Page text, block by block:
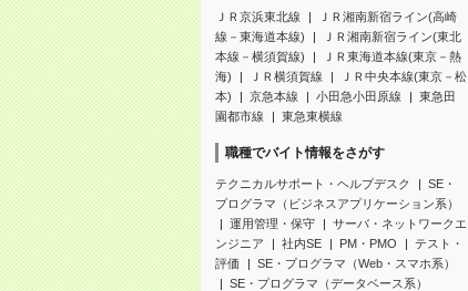
ＪＲ京浜東北線
ＪＲ湘南新宿ライン(高崎
線－東海道本線)
ＪＲ湘南新宿ライン(東北
本線－横須賀線)
ＪＲ東海道本線(東京－熱
海)
ＪＲ横須賀線
ＪＲ中央本線(東京－松
本)
京急本線 小田急小田原線
東急田
園都市線
東急東横線
職種でバイト情報をさがす
テクニカルサポート・ヘルプデスク
SE・
プログラマ（ビジネスアプリケーション系）
運用管理・保守
サーバ・ネットワークエ
ンジニア
社内SE PM・PMO
テスト・
評価
SE・プログラマ（Web・スマホ系）
SE・プログラマ（データベース系）